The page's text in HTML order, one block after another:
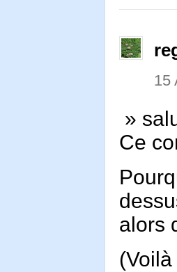
15
»
Ce
alors